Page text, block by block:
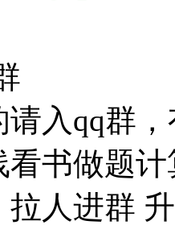
入qq群
看书做题
拉人进群